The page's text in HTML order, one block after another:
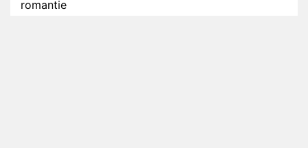
romantie